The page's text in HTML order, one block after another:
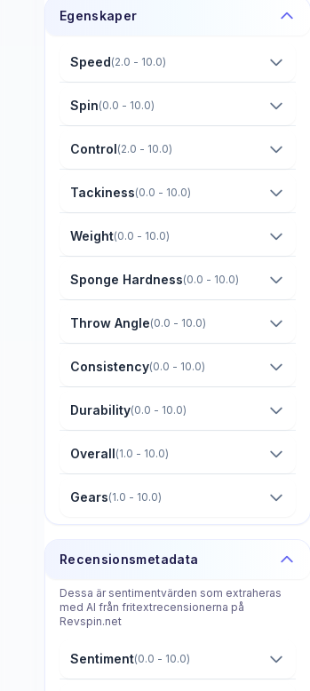
Artengo
Avalox (AVX)
Banda
Barna Original
Boer
CTT
Champion
Cornilleau
Darker
Der Materialspezialist
Derwind
Double Fish
Eastfield
Egenskaper
Speed(2.0 - 10.0)
Spin(0.0 - 10.0)
Control(2.0 - 10.0)
Tackiness(0.0 - 10.0)
Weight(0.0 - 10.0)
Sponge Hardness(0.0 - 10.0)
Throw Angle(0.0 - 10.0)
Consistency(0.0 - 10.0)
Durability(0.0 - 10.0)
Overall(1.0 - 10.0)
Gears(1.0 - 10.0)
Recensionsmetadata
Dessa är sentimentvärden som extraheras
med AI från fritextrecensionerna på
Revspin.net
Sentiment(0.0 - 10.0)